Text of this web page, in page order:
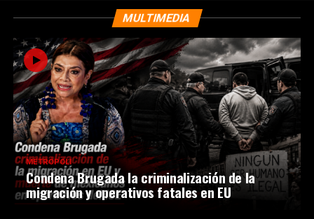
MULTIMEDIA
METRÓPOLI
Condena Brugada la criminalización de la
migración y operativos fatales en EU